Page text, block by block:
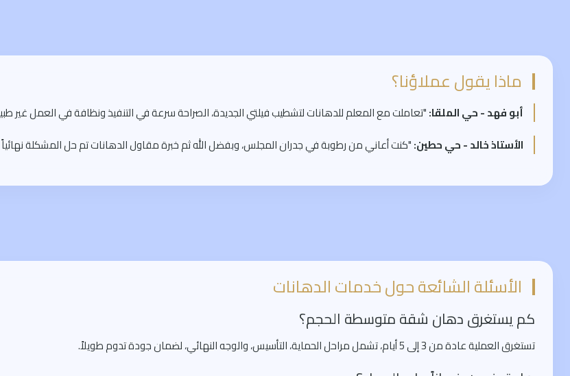
ماذا يقول عملاؤنا؟
أبو فهد - حي الملقا:"تعاملت مع المعلم للدهانات لتشطيب فيلتي الجديدة، الصراحة سرعة في التنفيذ ونظافة في العمل غير
الأستاذ خالد - حي حطين:"كنت أعاني من رطوبة في جدران المجلس، وبفضل الله ثم خبرة مقاول الدهانات تم حل المشكلة
الأسئلة الشائعة حول خدمات الدهانات
كم يستغرق دهان شقة متوسطة الحجم؟
تستغرق العملية عادة من 3 إلى 5 أيام، تشمل مراحل الحماية، التأسيس، والوجه النهائي، لضمان جودة تدوم طويلاً.